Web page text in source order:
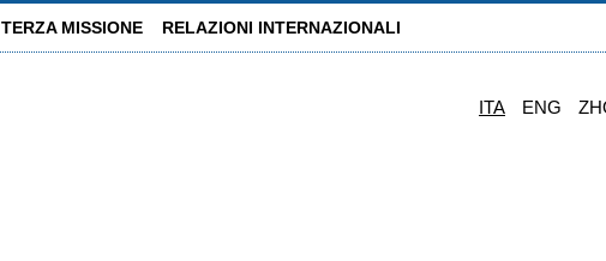
TERZA MISSIONE RELAZIONI INTERNAZIONALI
ITA ENG